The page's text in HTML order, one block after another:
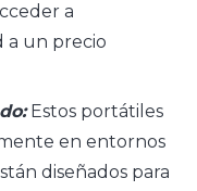
a
a un precio
Estos portátiles
en entornos
diseñados para